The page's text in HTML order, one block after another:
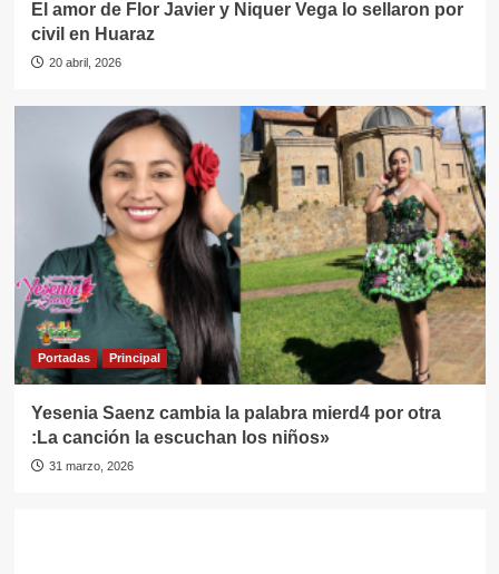
El amor de Flor Javier y Niquer Vega lo sellaron por
civil en Huaraz
20 abril, 2026
Portadas Principal
Yesenia Saenz cambia la palabra mierd4 por otra
:La canción la escuchan los niños»
31 marzo, 2026